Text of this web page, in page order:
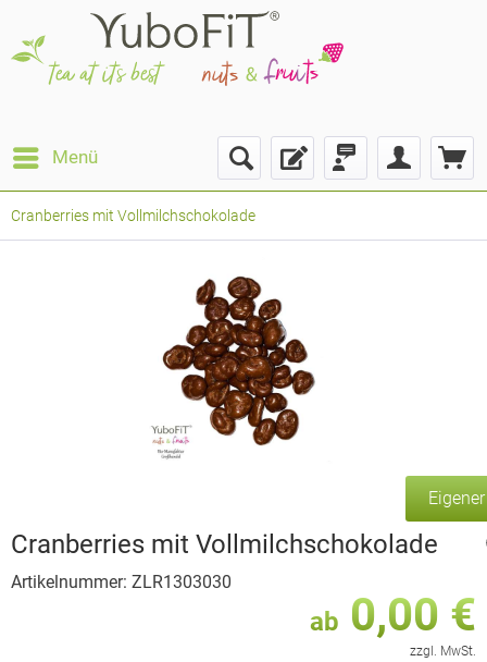
Menü
Cranberries mit Vollmilchschokolade
Cranberries mit Vollmilchschokolade
Artikelnummer: ZLR1303030
ab 0,00 €
zzgl. MwSt.